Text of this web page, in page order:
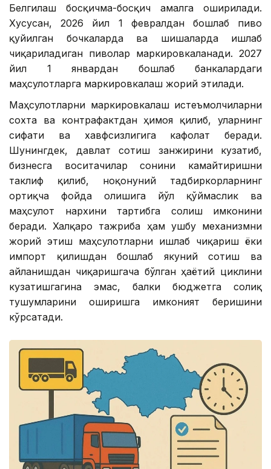
Белгилаш босқичма-босқич амалга оширилади.
Хусусан, 2026 йил 1 февралдан бошлаб пиво
қуйилган бочкаларда ва шишаларда ишлаб
чиқариладиган пиволар маркировкаланади. 2027
йил 1 январдан бошлаб банкалардаги
маҳсулотларга маркировкалаш жорий этилади.
Маҳсулотларни маркировкалаш истеъмолчиларни
сохта ва контрафактдан ҳимоя қилиб, уларнинг
сифати ва хавфсизлигига кафолат беради.
Шунингдек, давлат сотиш занжирини кузатиб,
бизнесга воситачилар сонини камайтиришни
таклиф қилиб, ноқонуний тадбиркорларнинг
ортиқча фойда олишига йўл қўймаслик ва
маҳсулот нархини тартибга солиш имконини
беради. Халқаро тажриба ҳам ушбу механизмни
жорий этиш маҳсулотларни ишлаб чиқариш ёки
импорт қилишдан бошлаб якуний сотиш ва
айланишдан чиқаришгача бўлган ҳаётий циклини
кузатишгагина эмас, балки бюджетга солиқ
тушумларини оширишга имконият беришини
кўрсатади.